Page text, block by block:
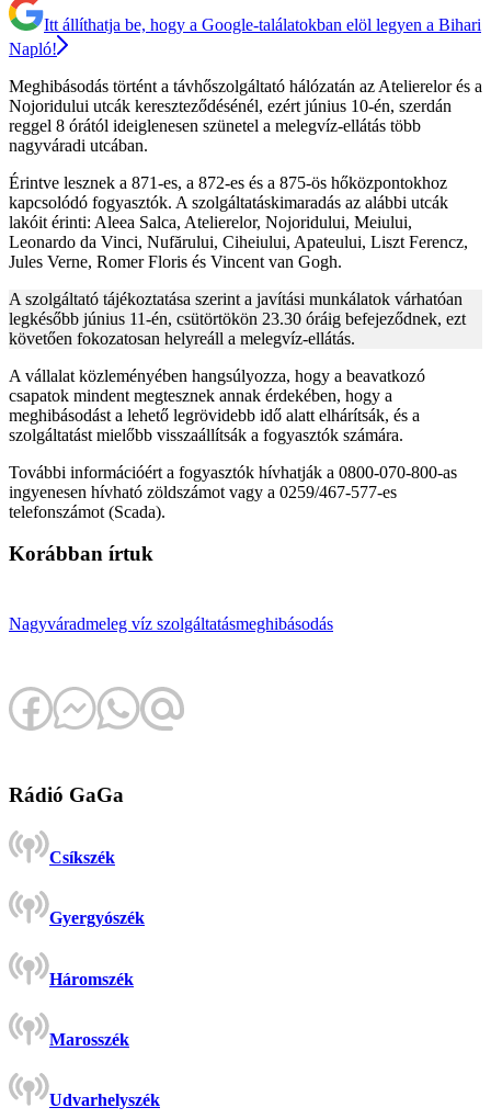
Itt állíthatja be, hogy a Google-találatokban elöl legyen a Bihari
Napló!
Meghibásodás történt a távhőszolgáltató hálózatán az Atelierelor és a
Nojoridului utcák kereszteződésénél, ezért június 10-én, szerdán
reggel 8 órától ideiglenesen szünetel a melegvíz-ellátás több
nagyváradi utcában.
Érintve lesznek a 871-es, a 872-es és a 875-ös hőközpontokhoz
kapcsolódó fogyasztók. A szolgáltatáskimaradás az alábbi utcák
lakóit érinti: Aleea Salca, Atelierelor, Nojoridului, Meiului,
Leonardo da Vinci, Nufărului, Ciheiului, Apateului, Liszt Ferencz,
Jules Verne, Romer Floris és Vincent van Gogh.
A szolgáltató tájékoztatása szerint a javítási munkálatok várhatóan
legkésőbb június 11-én, csütörtökön 23.30 óráig befejeződnek, ezt
követően fokozatosan helyreáll a melegvíz-ellátás.
A vállalat közleményében hangsúlyozza, hogy a beavatkozó
csapatok mindent megtesznek annak érdekében, hogy a
meghibásodást a lehető legrövidebb idő alatt elhárítsák, és a
szolgáltatást mielőbb visszaállítsák a fogyasztók számára.
További információért a fogyasztók hívhatják a 0800-070-800-as
ingyenesen hívható zöldszámot vagy a 0259/467-577-es
telefonszámot (Scada).
Korábban írtuk
Nagyváradmeleg víz szolgáltatásmeghibásodás
Rádió GaGa
Csíkszék
Gyergyószék
Háromszék
Marosszék
Udvarhelyszék